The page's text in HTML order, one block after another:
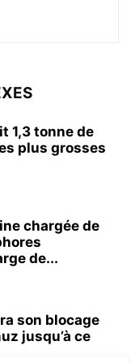
1,3 tonne de
plus grosses
chargée de
de...
son blocage
jusqu’à ce